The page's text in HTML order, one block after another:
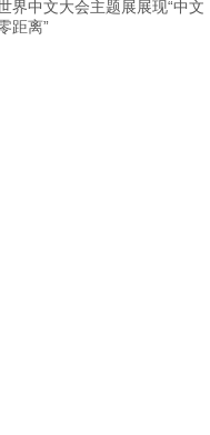
界中文大会主题展展现“中文
距离”